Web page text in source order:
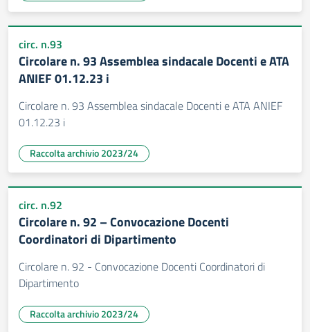
circ. n.93
Circolare n. 93 Assemblea sindacale Docenti e ATA
ANIEF 01.12.23 i
Circolare n. 93 Assemblea sindacale Docenti e ATA ANIEF
01.12.23 i
Raccolta archivio 2023/24
circ. n.92
Circolare n. 92 – Convocazione Docenti
Coordinatori di Dipartimento
Circolare n. 92 - Convocazione Docenti Coordinatori di
Dipartimento
Raccolta archivio 2023/24